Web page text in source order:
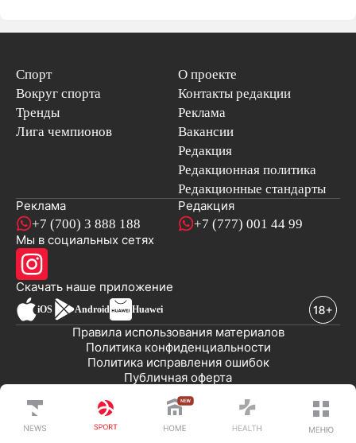
Спорт
Вокруг спорта
Тренды
Лига чемпионов
О проекте
Контакты редакции
Реклама
Вакансии
Редакция
Редакционная политика
Редакционные стандарты
Реклама
+7 (700) 3 888 188
Редакция
+7 (777) 001 44 99
Мы в социальных сетях
Скачать наше приложениеновостей
iOS Android Huawei
Публичная оферта
Политика исправления ошибок
Политика конфиденциальности
Правила использования материалов
© 2008-2026 ТОО «EML»